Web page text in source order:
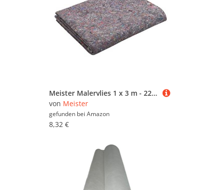
Meister Malervlies 1 x 3 m - 220 g/m² Grammatur - Rutschfeste Rückseite - Staubfreies & Saugfähiges Abdeckvlies / Schutzvlies zum Tapezieren / Malerfilz auf Rolle / 4378450
von Meister
gefunden bei Amazon
8,32 €